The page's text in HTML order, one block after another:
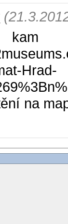
Hrad-
na